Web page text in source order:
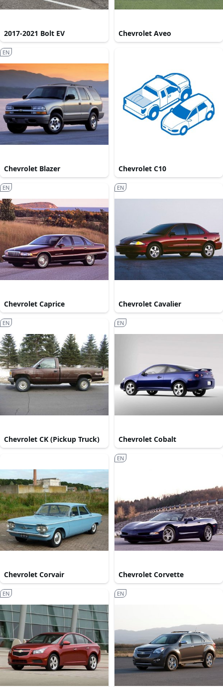
2017-2021 Bolt EV Chevrolet Aveo
Chevrolet Blazer
EN
Chevrolet C10
Chevrolet Caprice
EN
Chevrolet Cavalier
EN
Chevrolet CK (Pickup Truck)
EN
Chevrolet Cobalt
EN
Chevrolet Corvair Chevrolet Corvette
EN
EN EN